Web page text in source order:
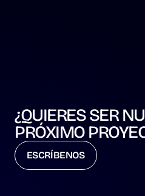
¿QUIERES SER
PRÓXIMO
ESCRÍBENOS
hello@kikirikiworks.com
TELÉFONO:
+34 630 09 71 41
NOS PODEMOS TOMAR UN
Madrid 28004